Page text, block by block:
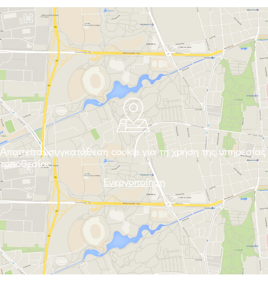
Απαιτείται συγκατάθεση cookie για τη χρήση της υπηρεσίας
τοποθεσίας.
Ενεργοποίηση